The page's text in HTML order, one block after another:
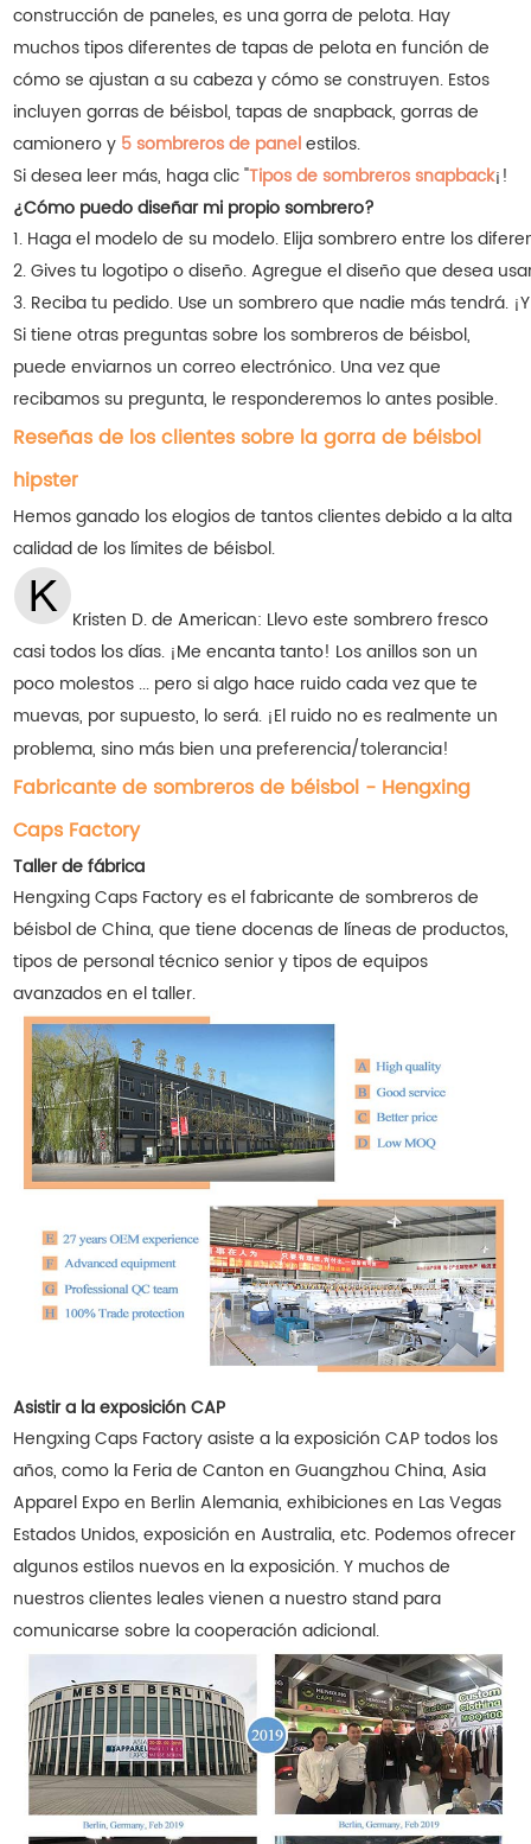
construcción de paneles, es una gorra de pelota. Hay
muchos tipos diferentes de tapas de pelota en función de
cómo se ajustan a su cabeza y cómo se construyen. Estos
incluyen gorras de béisbol, tapas de snapback, gorras de
camionero y 5 sombreros de panelestilos.
Si desea leer más, haga clic "Tipos de sombreros snapback¡!
¿Cómo puedo diseñar mi propio sombrero?
1. Haga el modelo de su modelo. Elija sombrero entre los
2. Gives tu logotipo o diseño. Agregue el diseño que desea
3. Reciba tu pedido. Use un sombrero que nadie más tendrá.
Si tiene otras preguntas sobre los sombreros de béisbol,
puede enviarnos un correo electrónico. Una vez que
recibamos su pregunta, le responderemos lo antes posible.
Reseñas de los clientes sobre la gorra de béisbol
hipster
Hemos ganado los elogios de tantos clientes debido a la alta
calidad de los límites de béisbol.
Kristen D. de American: Llevo este sombrero fresco
casi todos los días. ¡Me encanta tanto! Los anillos son un
poco molestos ... pero si algo hace ruido cada vez que te
muevas, por supuesto, lo será. ¡El ruido no es realmente un
problema, sino más bien una preferencia/tolerancia!
Fabricante de sombreros de béisbol - Hengxing
Caps Factory
Taller de fábrica
Hengxing Caps Factory es el fabricante de sombreros de
béisbol de China, que tiene docenas de líneas de productos,
tipos de personal técnico senior y tipos de equipos
avanzados en el taller.
Asistir a la exposición CAP
Hengxing Caps Factory asiste a la exposición CAP todos los
años, como la Feria de Canton en Guangzhou China, Asia
Apparel Expo en Berlin Alemania, exhibiciones en Las Vegas
Estados Unidos, exposición en Australia, etc. Podemos ofrecer
algunos estilos nuevos en la exposición. Y muchos de
nuestros clientes leales vienen a nuestro stand para
comunicarse sobre la cooperación adicional.